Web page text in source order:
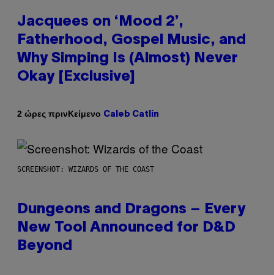
Jacquees on ‘Mood 2’,
Fatherhood, Gospel Music, and
Why Simping Is (Almost) Never
Okay [Exclusive]
2 ώρες πρινΚείμενο Caleb Catlin
SCREENSHOT: WIZARDS OF THE COAST
Dungeons and Dragons – Every
New Tool Announced for D&D
Beyond